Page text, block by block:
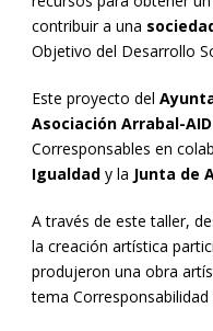
contribuir a una
Objetivo del Desarrollo
Este proyecto del
Asociación Arrabal-AID
Corresponsables en
Igualdad y la Junta de
A través de este taller,
la creación artística
produjeron una obra
tema Corresponsabilidad